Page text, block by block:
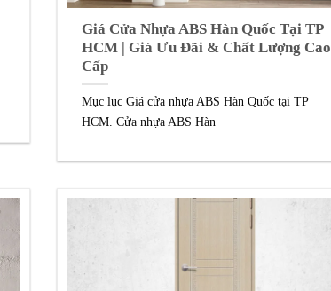
Giá Cửa Nhựa ABS Hàn Quốc Tại TP
HCM | Giá Ưu Đãi & Chất Lượng Cao
Cấp
Mục lục Giá cửa nhựa ABS Hàn Quốc tại TP
HCM. Cửa nhựa ABS Hàn